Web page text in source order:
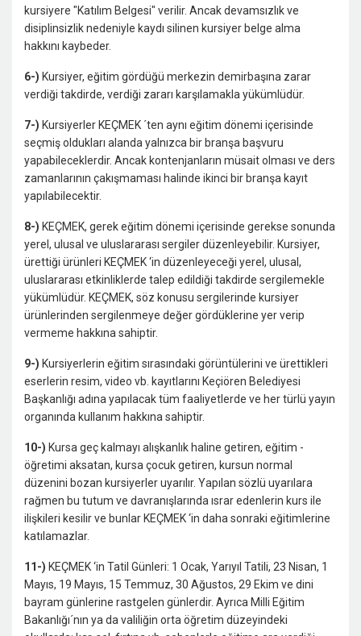
kursiyere "Katılım Belgesi" verilir. Ancak devamsızlık ve
disiplinsizlik nedeniyle kaydı silinen kursiyer belge alma
hakkını kaybeder.
6-) Kursiyer, eğitim gördüğü merkezin demirbaşına zarar
verdiği takdirde, verdiği zararı karşılamakla yükümlüdür.
7-) Kursiyerler KEÇMEK ´ten aynı eğitim dönemi içerisinde
seçmiş oldukları alanda yalnızca bir branşa başvuru
yapabilecekler­dir. Ancak kontenjanların müsait olması ve ders
zamanlarının çakışmaması halinde ikinci bir branşa kayıt
yapılabilecektir.
8-) KEÇMEK, gerek eğitim dönemi içerisinde gerekse so­nunda
yerel, ulusal ve uluslararası sergiler düzenleyebilir. Kursiyer,
ürettiği ürünleri KEÇMEK ‘in düzenleyeceği yerel, ulusal,
uluslararası etkinliklerde talep edildiği takdirde sergilemekle
yükümlüdür. KEÇMEK, söz konusu sergile­rinde kursiyer
ürünlerinden sergilenmeye değer gördük­lerine yer verip
vermeme hakkına sahiptir.
9-) Kursiyerlerin eğitim sırasındaki görüntülerini ve ürettikleri
eserlerin resim, video vb. kayıtlarını Keçiören Belediyesi
Başkanlığı adına yapılacak tüm faaliyetlerde ve her tür­lü yayın
organında kullanım hakkına sahiptir.
10-) Kursa geç kalmayı alışkanlık haline getiren, eğitim ­
öğretimi aksatan, kursa çocuk getiren, kursun normal
düzenini bozan kursiyerler uyarılır. Yapılan sözlü uyarılara
rağmen bu tutum ve davranışlarında ısrar edenlerin kurs ile
ilişkileri kesilir ve bunlar KEÇMEK ‘in daha sonraki eğitimlerine
katılamazlar.
11-) KEÇMEK ‘in Tatil Günleri: 1 Ocak, Yarıyıl Tatili, 23 Nisan, 1
Mayıs, 19 Mayıs, 15 Temmuz, 30 Ağustos, 29 Ekim ve dini
bayram günlerine rastgelen günlerdir. Ayrıca Milli Eğitim
Bakan­lığı´nın ya da valiliğin orta öğretim düzeyindeki